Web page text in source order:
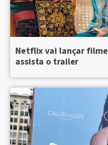
Netflix vai lançar
assista o trailer